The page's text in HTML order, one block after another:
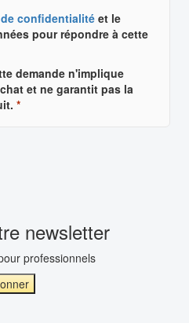
confidentialitéet le
pour répondre à cette
demande n'implique
et ne garantit pas la
*
newsletter
professionnels